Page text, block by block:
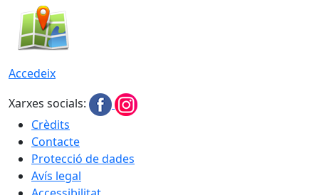
Accedeix
Xarxes socials:
Crèdits
Contacte
Protecció de dades
Avís legal